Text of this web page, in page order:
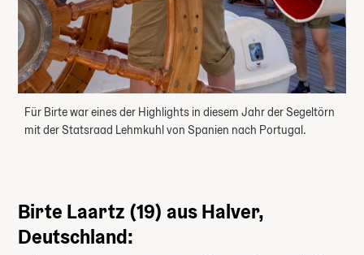
Für Birte war eines der Highlights in diesem Jahr der Segeltörn
mit der Statsraad Lehmkuhl von Spanien nach Portugal.
Birte Laartz (19) aus Halver,
Deutschland: